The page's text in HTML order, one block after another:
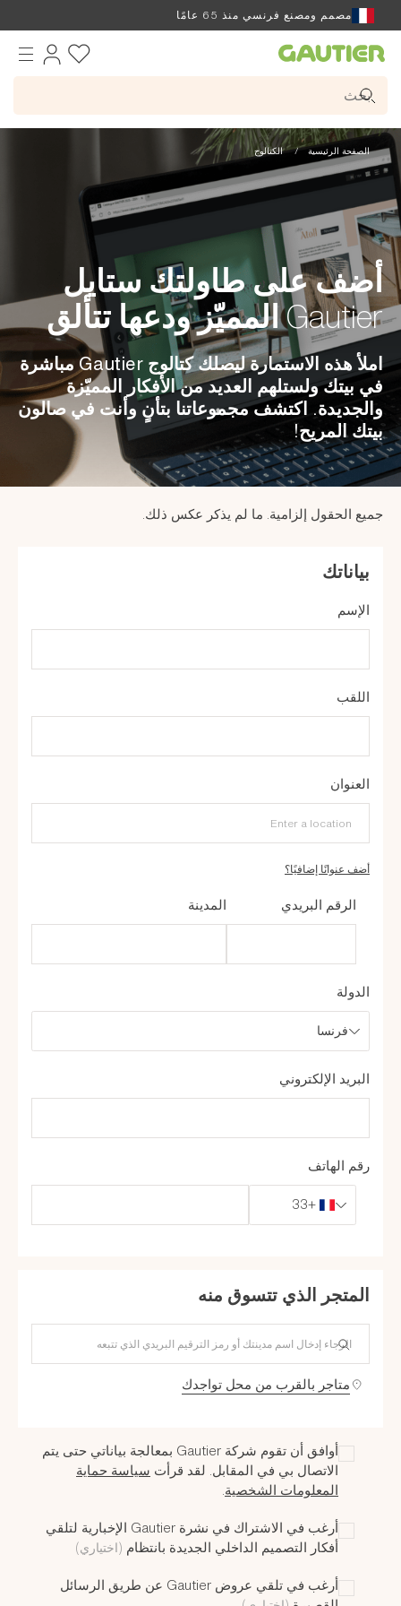
مصمم ومصنع فرنسي منذ 65 عامًا
Gautier
الصفحة الرئيسية الكتالوج
أضف على طاولتك ستايل
Gautier المميّز ودعها تتألق
املأ هذه الاستمارة ليصلك كتالوج Gautier مباشرة
في بيتك ولستلهم العديد من الأفكار المميّزة
والجديدة. اكتشف مجموعاتنا بتأنٍ وأنت في صالون
بيتك المريح!
جميع الحقول إلزامية. ما لم يذكر عكس ذلك.
بياناتك
الإسم
اللقب
العنوان
أضف عنوانًا إضافيًا؟
الرقم البريدي المدينة
الدولة
فرنسا
البريد الإلكتروني
رقم الهاتف
+33
المتجر الذي تتسوق منه
متاجر بالقرب من محل تواجدك
أوافق أن تقوم شركة Gautier بمعالجة بياناتي حتى يتم
الاتصال بي في المقابل. لقد قرأت سياسة حماية
المعلومات الشخصية
أرغب في الاشتراك في نشرة Gautier الإخبارية لتلقي
أفكار التصميم الداخلي الجديدة بانتظام (اختياري)
أرغب في تلقي عروض Gautier عن طريق الرسائل